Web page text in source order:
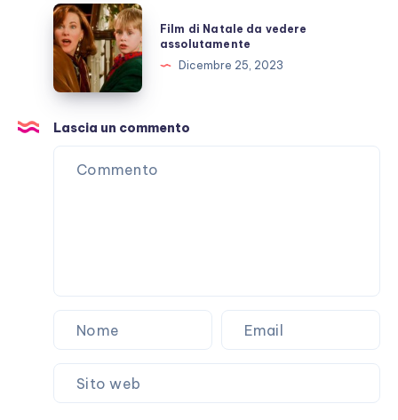
sugo-
gate
Film
di
Natale
da
vedere
assolutamente
Film di Natale da vedere
assolutamente
Dicembre 25, 2023
Lascia un commento